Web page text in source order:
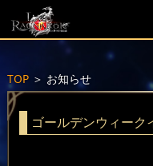
TOP＞ お知らせ
ゴールデンウィーク